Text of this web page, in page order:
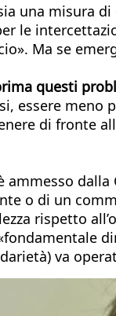
una misura
le
Ma se
questi
essere
di fronte
o di un
rispetto
va